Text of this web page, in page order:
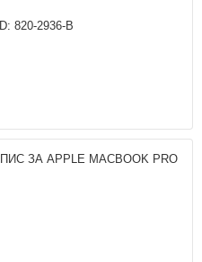
820-2936-B
ЗА APPLE MACBOOK PRO